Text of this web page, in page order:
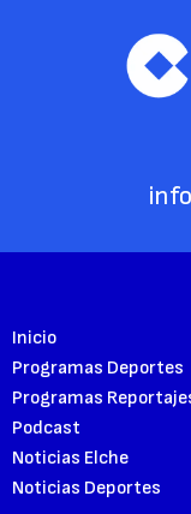
Inicio
Programas Deportes
Programas
Podcast
Noticias Elche
Noticias Deportes